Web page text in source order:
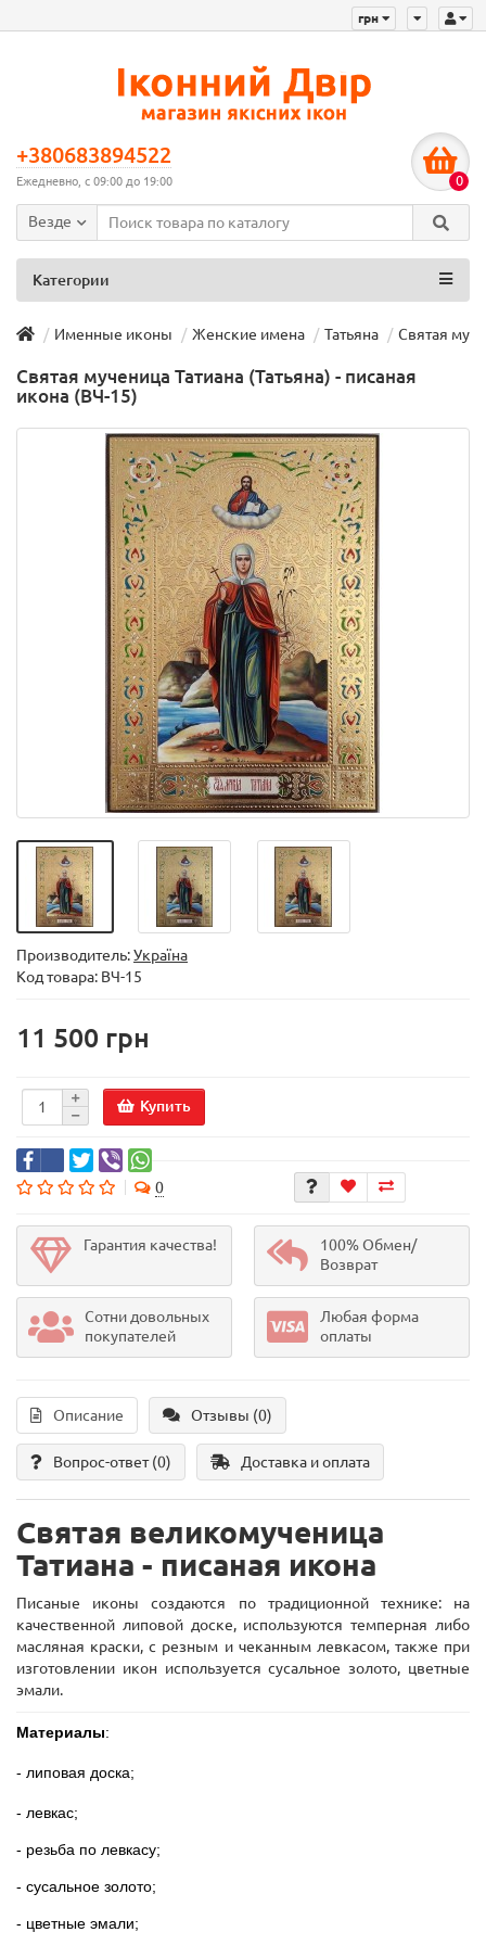
грн
+380683894522
Ежедневно, с 09:00 до 19:00 0
Везде
Категории
Именные иконы Женские имена Татьяна Святая
Святая мученица Татиана (Татьяна) - писаная
икона (ВЧ-15)
Производитель:Україна
Код товара: ВЧ-15
11 500 грн
Купить
0
Гарантия качества!
100% Обмен/
Возврат
Сотни довольных
покупателей
Любая форма
оплаты
Описание Отзывы (0)
Вопрос-ответ(0) Доставка и оплата
Святая великомученица
Татиана - писаная икона
Писаные иконы создаются по традиционной технике: на
качественной липовой доске, используются темперная либо
масляная краски, с резным и чеканным левкасом, также при
изготовлении икон используется сусальное золото, цветные
эмали.
Материалы:
- липовая доска;
- левкас;
- резьба по левкасу;
- сусальное золото;
- цветные эмали;